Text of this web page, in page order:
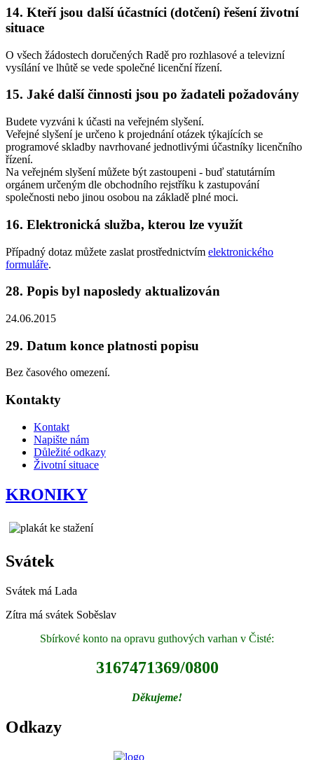
14. Kteří jsou další účastníci (dotčení) řešení životní
situace
O všech žádostech doručených Radě pro rozhlasové a televizní
vysílání ve lhůtě se vede společné licenční řízení.
15. Jaké další činnosti jsou po žadateli požadovány
Budete vyzváni k účasti na veřejném slyšení.
Veřejné slyšení je určeno k projednání otázek týkajících se
programové skladby navrhované jednotlivými účastníky licenčního
řízení.
Na veřejném slyšení můžete být zastoupeni - buď statutárním
orgánem určeným dle obchodního rejstříku k zastupování
společnosti nebo jinou osobou na základě plné moci.
16. Elektronická služba, kterou lze využít
Případný dotaz můžete zaslat prostřednictvím elektronického
formuláře.
28. Popis byl naposledy aktualizován
24.06.2015
29. Datum konce platnosti popisu
Bez časového omezení.
Kontakty
Kontakt
Napište nám
Důležité odkazy
Životní situace
KRONIKY
Svátek
Svátek má Lada
Zítra má svátek Soběslav
Sbírkové konto na opravu guthových varhan v Čisté:
3167471369/0800
Děkujeme!
Odkazy